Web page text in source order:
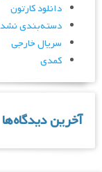
دانلود کارتون
دسته‌بندی
سریال خارجی
کمدی
آخرین دیدگاه‌ها